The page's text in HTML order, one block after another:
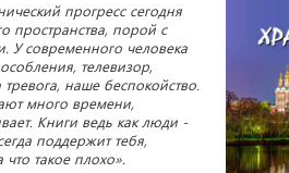
прогресс сегодня
пространства, порой с
У современного человека
телевизор,
наше беспокойство.
много времени,
Книги ведь как люди -
поддержит тебя,
такое плохо».